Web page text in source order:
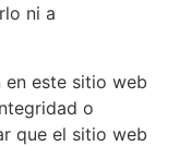
ni a
en este sitio web
o
que el sitio web